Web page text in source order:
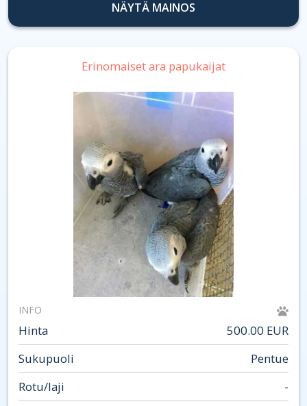
NÄYTÄ MAINOS
Erinomaiset ara papukaijat
INFO
Hinta
500.00 EUR
Sukupuoli
Pentue
Rotu/laji
-